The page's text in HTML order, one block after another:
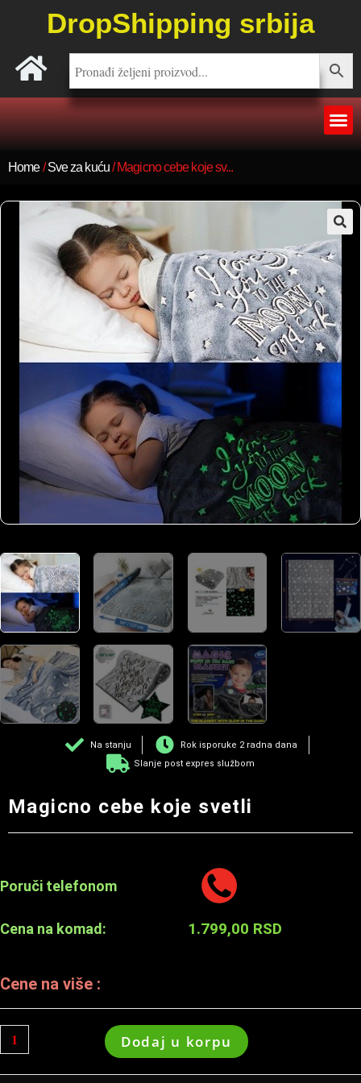
DropShipping srbija
Home/Sve za kuću/ Magicno cebe koje sv...
🔍
Na stanju
Rok isporuke 2 radna dana
Slanje post expres službom
Magicno cebe koje svetli
Poruči telefonom
Cena na komad: 1.799,00 RSD
Cene na više :
Dodaj u korpu